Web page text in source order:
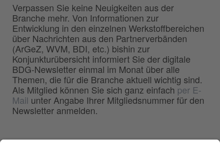
Verpassen Sie keine Neuigkeiten aus der
Branche mehr. Von Informationen zur
Entwicklung in den einzelnen Werkstoffbereichen
über Nachrichten aus den Partnerverbänden
(ArGeZ, WVM, BDI, etc.) bishin zur
Konjunkturübersicht informiert Sie der digitale
BDG-Newsletter einmal im Monat über alle
Themen, die für die Branche aktuell wichtig sind.
Als Mitglied können Sie sich ganz einfach per E-
Mail unter Angabe Ihrer Mitgliedsnummer für den
Newsletter anmelden.